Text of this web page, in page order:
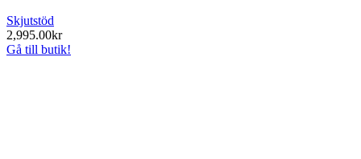
Skjutstöd
2,995.00kr
Gå till butik!